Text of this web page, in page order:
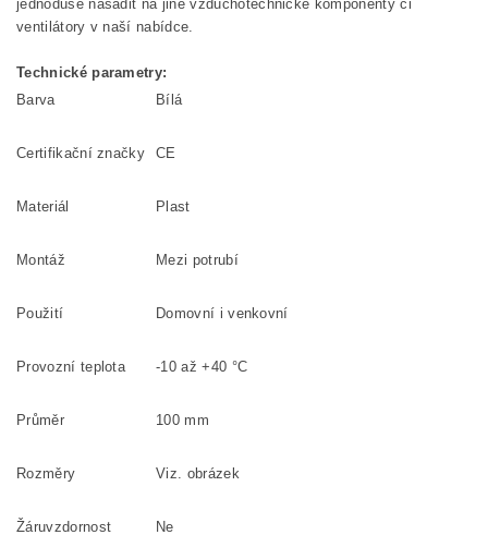
jednoduše nasadit na jiné vzduchotechnické komponenty či
ventilátory v naší nabídce.
Technické parametry:
Barva
Bílá
Certifikační značky CE
Materiál Plast
Montáž Mezi potrubí
Použití Domovní i venkovní
Provozní teplota -10 až +40 °C
Průměr 100 mm
Rozměry Viz. obrázek
Žáruvzdornost Ne